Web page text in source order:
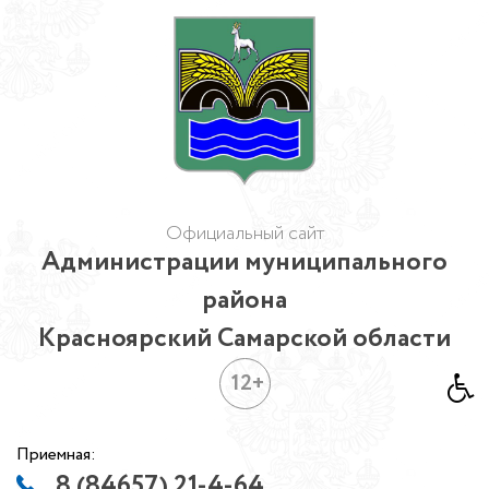
Официальный сайт
Администрации муниципального
района
Красноярский Самарской области
12+
Приемная: